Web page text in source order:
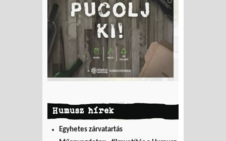
Humusz hírek
Egyhetes zárvatartás